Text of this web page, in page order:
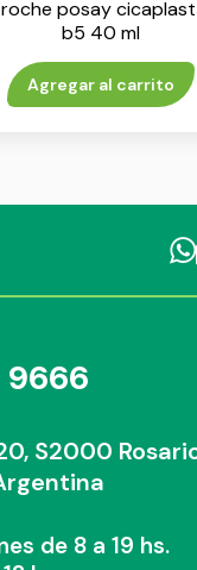
posay
b5 40 ml
Agregar al carrito
9666
S2000
de 8 a 19 hs.